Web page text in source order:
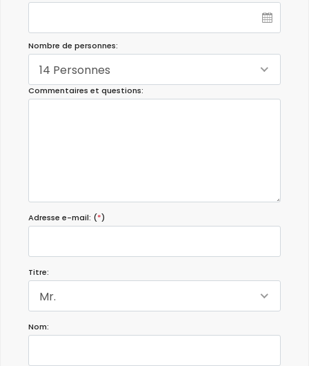
Nombre de personnes:
14 Personnes
Commentaires et questions:
Adresse e-mail: (*)
Titre:
Mr.
Nom: